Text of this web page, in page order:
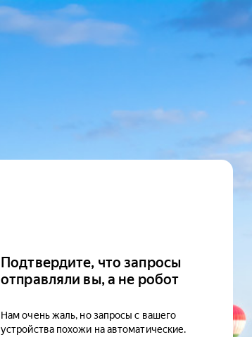
Подтвердите, что запросы
отправляли вы, а не робот
Нам очень жаль, но запросы с вашего
устройства похожи на автоматические.